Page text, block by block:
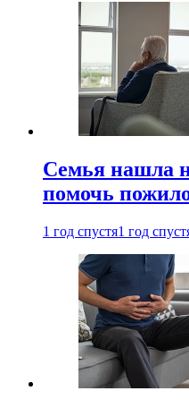
Семья нашла
помочь
1 год спустя1 год